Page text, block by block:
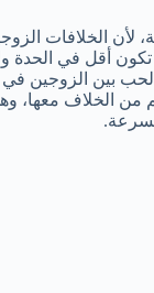
الخلافات
أقل في
بين الزوجين
من الخلاف معها،